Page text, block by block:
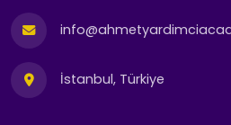
İstanbul, Türkiye